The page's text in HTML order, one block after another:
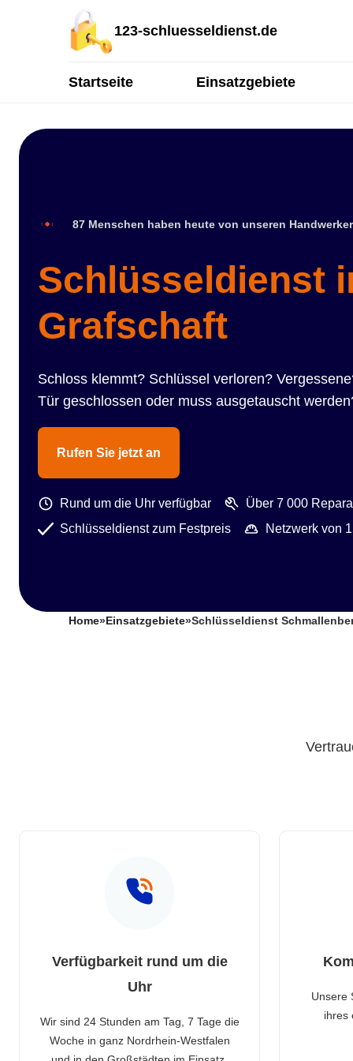
123-schluesseldienst.de
Startseite Einsatzgebiete
87 Menschen haben heute von unseren
Schlüsseldienst
Grafschaft
Schloss klemmt? Schlüssel verloren?
Tür geschlossen oder muss ausgetauscht
Rufen Sie jetzt an
Rund um die Uhr verfügbar
Über 7 000
Schlüsseldienst zum Festpreis
Netzwerk von
Home» Einsatzgebiete»Schlüsseldienst
Verfügbarkeit rund um die
Uhr
Wir sind 24 Stunden am Tag, 7 Tage die
Woche in ganz Nordrhein-Westfalen
Unsere
ihres